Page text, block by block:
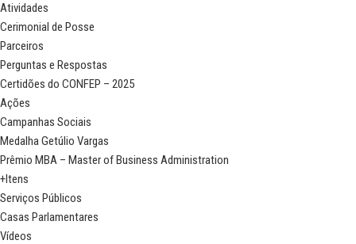
Atividades
Cerimonial de Posse
Parceiros
Perguntas e Respostas
Certidões do CONFEP – 2025
Ações
Campanhas Sociais
Medalha Getúlio Vargas
Prêmio MBA – Master of Business Administration
+Itens
Serviços Públicos
Casas Parlamentares
Vídeos